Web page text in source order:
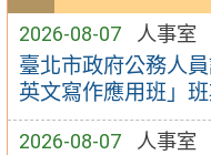
2026-08-07 人事室
臺北市政府公務人
英文寫作應用班」
2026-08-07 人事室